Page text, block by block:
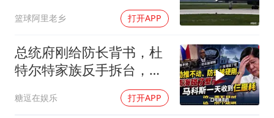
篮球阿里老乡 打开APP
总统府刚给防长背书，杜
特尔特家族反手拆台，马
糖逗在娱乐 打开APP